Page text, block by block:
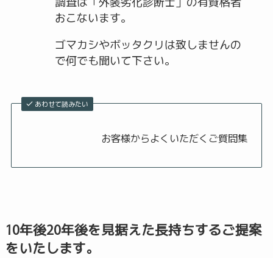
おこないます。
ゴマカシやボッタクリは致しませんの
で何でも聞いて下さい。
あわせて読みたい
お客様からよくいただくご質問集
10年後20年後を見据えた長持ちするご提案
をいたします。